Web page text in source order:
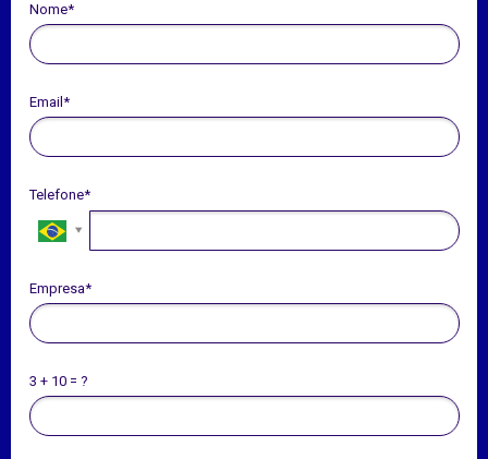
Nome*
Email*
Telefone*
Empresa*
3 + 10 = ?